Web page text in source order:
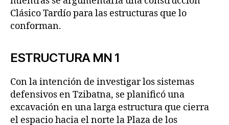
Clásico Tardío para las estructuras que lo
conforman.
ESTRUCTURA MN 1
Con la intención de investigar los sistemas
defensivos en Tzibatna, se planificó una
excavación en una larga estructura que cierra
el espacio hacia el norte la Plaza de los